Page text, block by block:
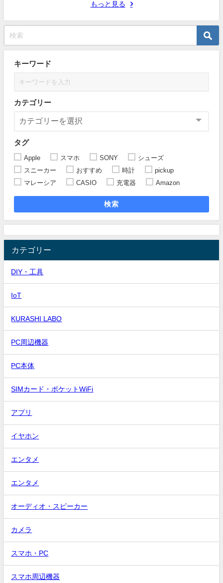
もっと見る
キーワード
カテゴリー
タグ
Apple スマホ SONY
シューズ
スニーカー
おすすめ 時計
pickup
マレーシア
CASIO 充電器 Amazon
検索
カテゴリー
DIY・工具
IoT
KURASHI LABO
PC周辺機器
PC本体
SIMカード・ポケットWiFi
アプリ
イヤホン
エンタメ
エンタメ
オーディオ・スピーカー
カメラ
スマホ・PC
スマホ周辺機器